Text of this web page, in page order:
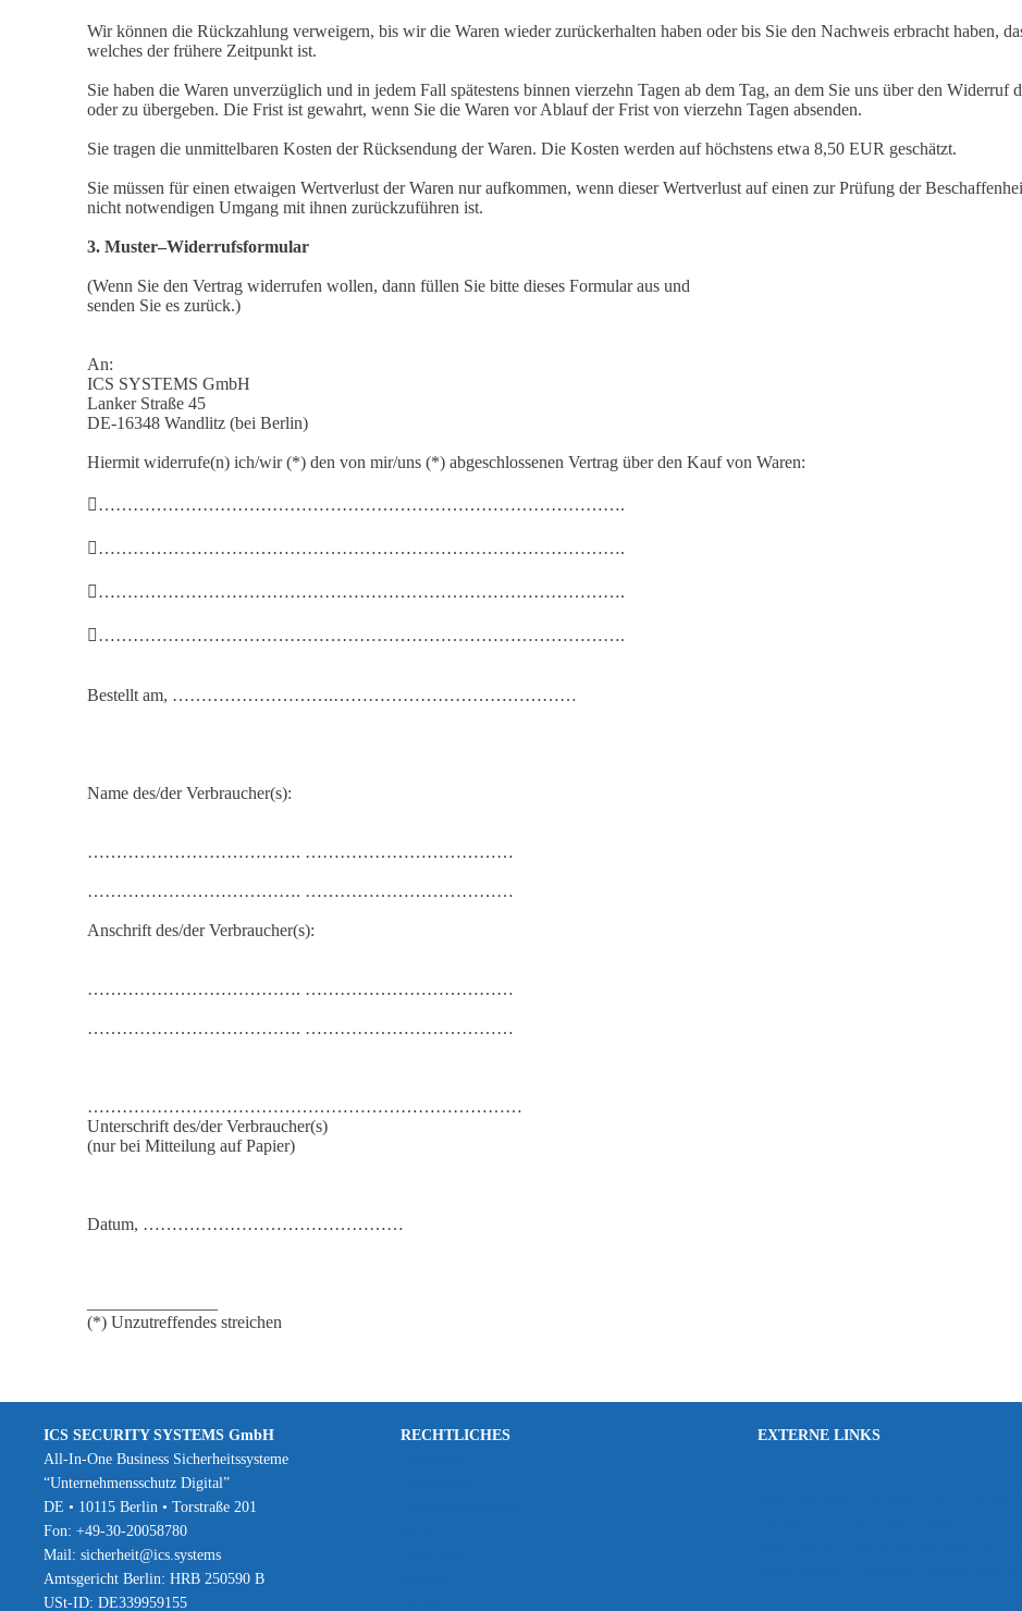
Wir können die Rückzahlung verweigern, bis wir die Waren wieder zurückerhalten haben oder bis Sie den Nachweis erbracht haben,
welches der frühere Zeitpunkt ist.
Sie haben die Waren unverzüglich und in jedem Fall spätestens binnen vierzehn Tagen ab dem Tag, an dem Sie uns über den Widerruf d
oder zu übergeben. Die Frist ist gewahrt, wenn Sie die Waren vor Ablauf derFrist von vierzehn Tagen absenden.
Sie tragen die unmittelbaren Kosten der Rücksendung der Waren. Die Kosten werden auf höchstens etwa 8,50 EUR geschätzt.
Sie müssen für einen etwaigen Wertverlust der Waren nur aufkommen, wenn dieser Wertverlust auf einen zur Prüfung der
nicht notwendigen Umgang mit ihnen zurückzuführen ist.
3. Muster–Widerrufsformular
(Wenn Sie den Vertrag widerrufen wollen, dann füllen Sie bitte dieses Formular aus und
senden Sie es zurück.)
An:
ICS SYSTEMS GmbH
Lanker Straße 45
DE-16348 Wandlitz (bei Berlin)
Hiermit widerrufe(n) ich/wir (*) den von mir/uns (*) abgeschlossenen Vertrag über den Kaufvon Waren:
……………………………………………………………………………….
……………………………………………………………………………….
……………………………………………………………………………….
……………………………………………………………………………….
Bestellt am, ……………………….……………………………………
Name des/der Verbraucher(s):
………………………………. ………………………………
………………………………. ………………………………
Anschrift des/der Verbraucher(s):
………………………………. ………………………………
………………………………. ………………………………
…………………………………………………………………
Unterschrift des/der Verbraucher(s)
(nur bei Mitteilung auf Papier)
Datum, ………………………………………
(*) Unzutreffendes streichen
ICS SECURITY SYSTEMS GmbH
All‐In‐One Business Sicherheitssysteme
“Unternehmensschutz Digital”
DE • 10115 Berlin • Torstraße 201
Fon: +49-30-20058780
Mail: sicherheit@ics.systems
Amtsgericht Berlin: HRB 250590 B
USt-ID: DE339959155
RECHTLICHES
EXTERNE LINKS